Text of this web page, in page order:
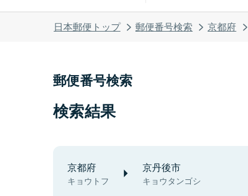
日本郵便トップ 郵便番号検索 京都府
郵便番号検索
検索結果
京都府
キョウトフ
京丹後市
キョウタンゴシ